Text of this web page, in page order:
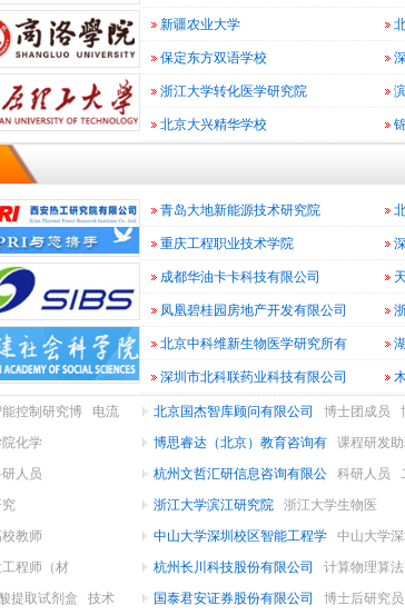
新疆农业大学
保定东方双语学校
浙江大学转化医学研究院
北京大兴精华学校
青岛大地新能源技术研究院
重庆工程职业技术学院
成都华油卡卡科技有限公司
凤凰碧桂园房地产开发有限公司
北京中科维新生物医学研究所有
深圳市北科联药业科技有限公司
能控制研究博
电流
北京国杰智库顾问有限公司 博士团成员
合培
化学 博思睿达（北京）教育咨询有 课程研发助
研发助理（
人员 杭州文哲汇研信息咨询有限公 科研人员
长
浙江大学滨江研究院 浙江大学生物医
教师 中山大学深圳校区智能工程学 中山大学
程师（材 杭州长川科技股份有限公司 计算物理算
提取试剂盒
技术
国泰君安证券股份有限公司 博士后研究员